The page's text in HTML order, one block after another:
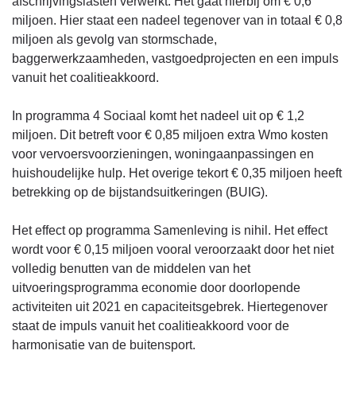
miljoen. Hier staat een nadeel tegenover van in totaal € 0,8
miljoen als gevolg van stormschade,
baggerwerkzaamheden, vastgoedprojecten en een impuls
vanuit het coalitieakkoord.
In programma 4 Sociaal komt het nadeel uit op € 1,2
miljoen. Dit betreft voor € 0,85 miljoen extra Wmo kosten
voor vervoersvoorzieningen, woningaanpassingen en
huishoudelijke hulp. Het overige tekort € 0,35 miljoen heeft
betrekking op de bijstandsuitkeringen (BUIG).
Het effect op programma Samenleving is nihil. Het effect
wordt voor € 0,15 miljoen vooral veroorzaakt door het niet
volledig benutten van de middelen van het
uitvoeringsprogramma economie door doorlopende
activiteiten uit 2021 en capaciteitsgebrek. Hiertegenover
staat de impuls vanuit het coalitieakkoord voor de
harmonisatie van de buitensport.